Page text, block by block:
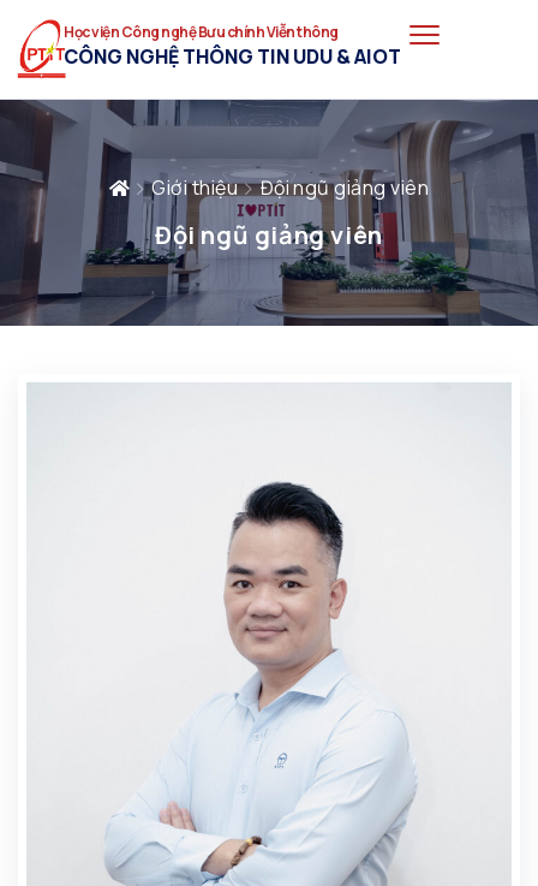
Học viện Công nghệ Bưu chính Viễn thông
CÔNG NGHỆ THÔNG TIN UDU & AIOT
Giới thiệu Đội ngũ giảng viên
Đội ngũ giảng viên